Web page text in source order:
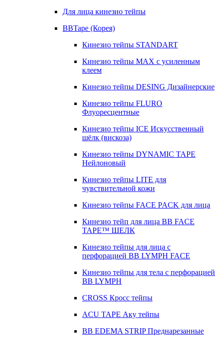
Для лица кинезио тейпы
BBTape (Корея)
Кинезио тейпы STANDART
Кинезио тейпы МАХ с усиленным
клеем
Кинезио тейпы DESING Дизайнерские
Кинезио тейпы FLURO
Флуоресцентные
Кинезио тейпы ICE Искусственный
шёлк (вискоза)
Кинезио тейпы DYNAMIC TAPE
Нейлоновый
Кинезио тейпы LITE для
чувствительной кожи
Кинезио тейпы FACE PACK для лица
Кинезио тейп для лица BB FACE
TAPE™ ШЕЛК
Кинезио тейпы для лица с
перфорацией BB LYMPH FACE
Кинезио тейпы для тела с перфорацией
BB LYMPH
CROSS Кросс тейпы
ACU TAPE Аку тейпы
BB EDEMA STRIP Преднарезанные